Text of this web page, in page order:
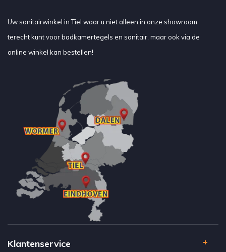
Uw sanitairwinkel in Tiel waar u niet alleen in onze showroom
terecht kunt voor badkamertegels en sanitair, maar ook via de
online winkel kan bestellen!
Klantenservice